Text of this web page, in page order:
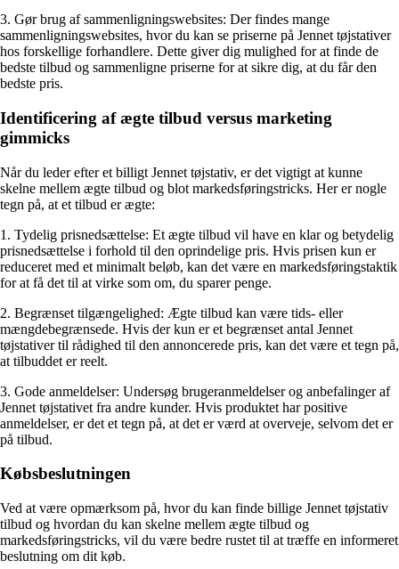
3. Gør brug af sammenligningswebsites: Der findes mange
sammenligningswebsites, hvor du kan se priserne på Jennet tøjstativer
hos forskellige forhandlere. Dette giver dig mulighed for at finde de
bedste tilbud og sammenligne priserne for at sikre dig, at du får den
bedste pris.
Identificering af ægte tilbud versus marketing
gimmicks
Når du leder efter et billigt Jennet tøjstativ, er det vigtigt at kunne
skelne mellem ægte tilbud og blot markedsføringstricks. Her er nogle
tegn på, at et tilbud er ægte:
1. Tydelig prisnedsættelse: Et ægte tilbud vil have en klar og betydelig
prisnedsættelse i forhold til den oprindelige pris. Hvis prisen kun er
reduceret med et minimalt beløb, kan det være en markedsføringstaktik
for at få det til at virke som om, du sparer penge.
2. Begrænset tilgængelighed: Ægte tilbud kan være tids- eller
mængdebegrænsede. Hvis der kun er et begrænset antal Jennet
tøjstativer til rådighed til den annoncerede pris, kan det være et tegn på,
at tilbuddet er reelt.
3. Gode anmeldelser: Undersøg brugeranmeldelser og anbefalinger af
Jennet tøjstativet fra andre kunder. Hvis produktet har positive
anmeldelser, er det et tegn på, at det er værd at overveje, selvom det er
på tilbud.
Købsbeslutningen
Ved at være opmærksom på, hvor du kan finde billige Jennet tøjstativ
tilbud og hvordan du kan skelne mellem ægte tilbud og
markedsføringstricks, vil du være bedre rustet til at træffe en informeret
beslutning om dit køb.